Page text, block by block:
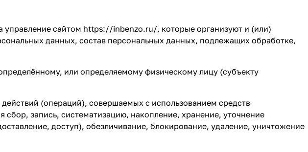
управление сайтом https://inbenzo.ru/, которые организуют и (или)
данных, состав персональных данных, подлежащих обработке,
или определяемому физическому лицу (субъекту
(операций), совершаемых с использованием средств
запись, систематизацию, накопление, хранение, уточнение
доступ), обезличивание, блокирование, удаление, уничтожение